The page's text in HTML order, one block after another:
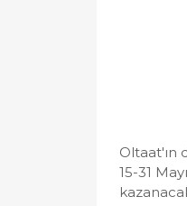
Oltaat'ın
15-31